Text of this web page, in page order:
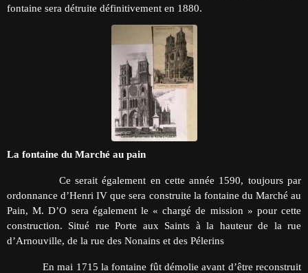
fontaine sera détruite définitivement en 1880.
La fontaine du Marché au pain
Ce serait également en cette année 1590, toujours par
ordonnance d’Henri IV que sera construite la fontaine du Marché au
Pain, M. D’O sera également le « chargé de mission » pour cette
construction. Situé rue Porte aux Saints à la hauteur de la rue
d’Arnouville, de la rue des Nonains et des Pélerins
En mai 1715 la fontaine fût démolie avant d’être reconstruit